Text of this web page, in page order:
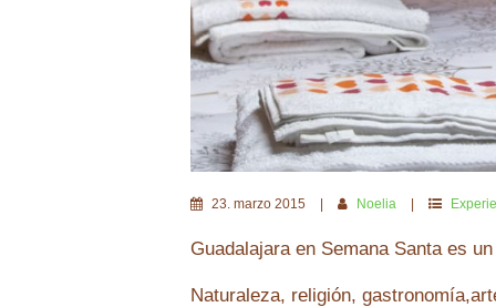
23. marzo 2015 Noelia
Guadalajara en Semana Santa es
Naturaleza, religión,